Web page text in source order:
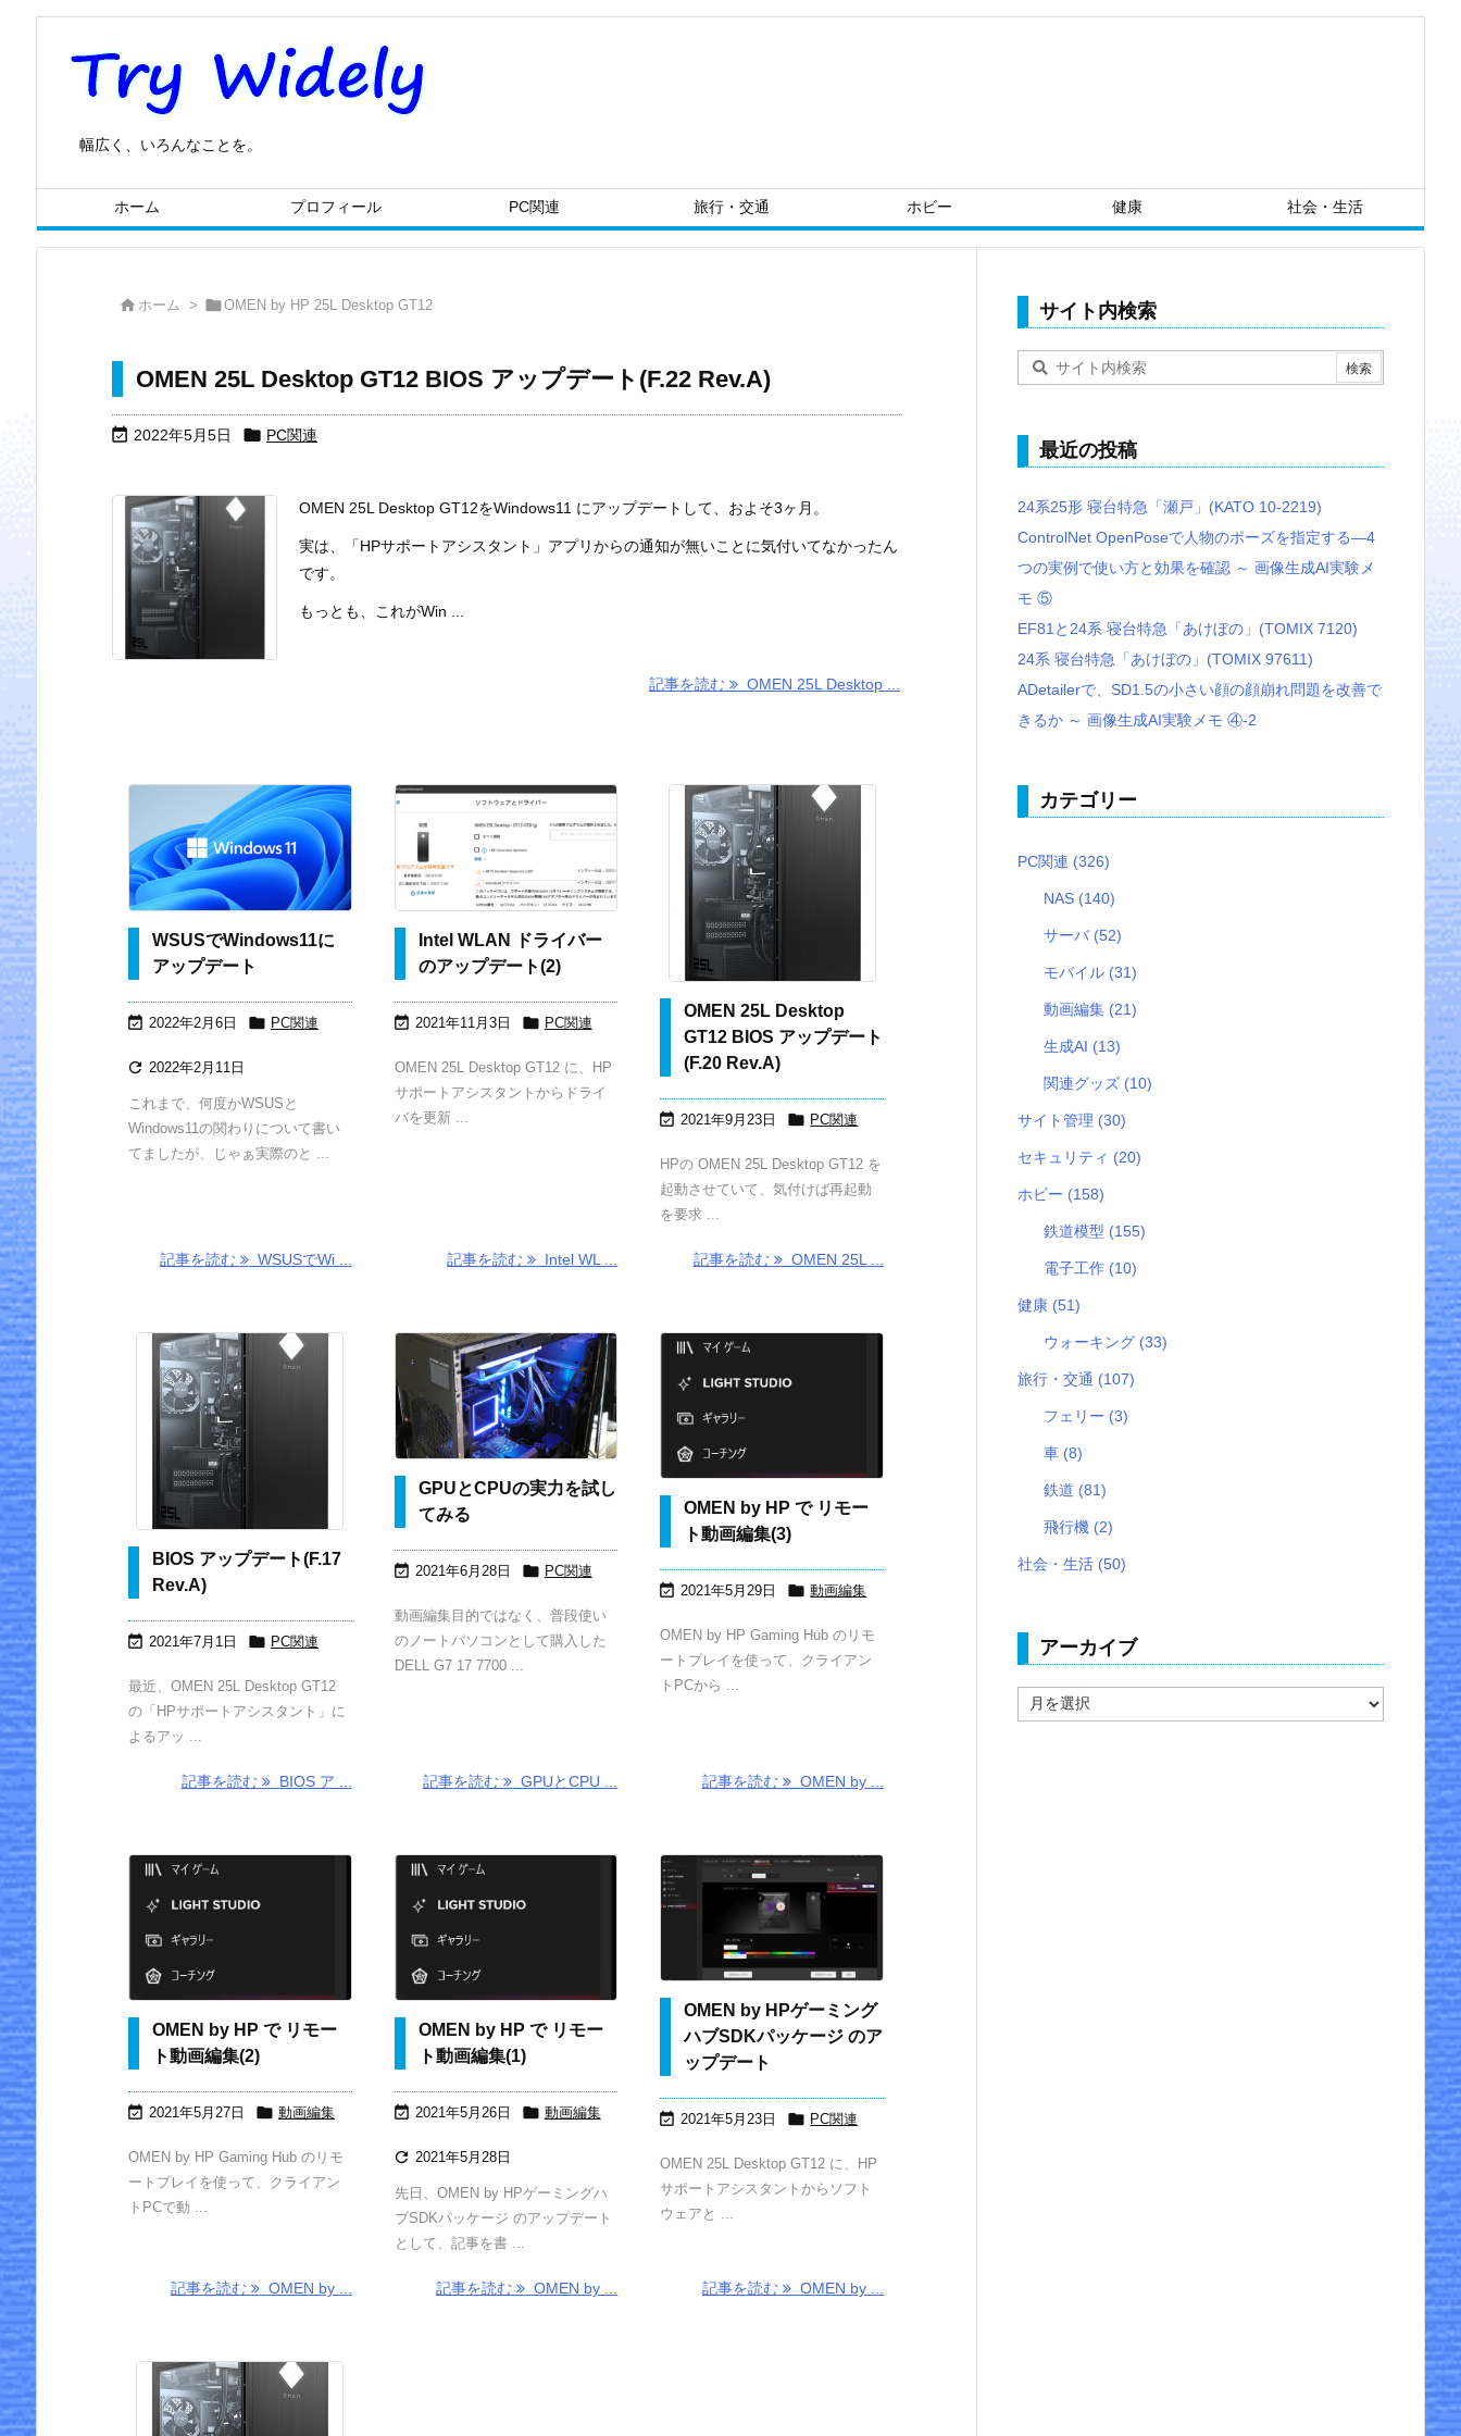
幅広く、いろんなことを。
ホーム プロフィール PC関連 旅行・交通 ホビー 健康 社会・生活
 ホーム > OMEN by HP 25L Desktop GT12
OMEN 25L Desktop GT12 BIOS アップデート(F.22 Rev.A)
 2022年5月5日  PC関連
OMEN 25L Desktop GT12をWindows11 にアップデートして、およそ3ヶ月。
実は、「HPサポートアシスタント」アプリからの通知が無いことに気付いてなかったん
です。
もっとも、これがWin ...
記事を読む OMEN 25L Desktop ...
WSUSでWindows11に
アップデート
 2022年2月6日  PC関連
 2022年2月11日
これまで、何度かWSUSと
Windows11の関わりについて書い
てましたが、じゃぁ実際のと ...
記事を読む WSUSでWi ...
Intel WLAN ドライバー
のアップデート(2)
 2021年11月3日  PC関連
OMEN 25L Desktop GT12 に、HP
サポートアシスタントからドライ
バを更新 ...
記事を読む Intel WL ...
OMEN 25L Desktop
GT12 BIOS アップデート
(F.20 Rev.A)
 2021年9月23日  PC関連
HPの OMEN 25L Desktop GT12 を
起動させていて、気付けば再起動
を要求 ...
記事を読む OMEN 25L ...
BIOS アップデート(F.17
Rev.A)
 2021年7月1日  PC関連
最近、OMEN 25L Desktop GT12
の「HPサポートアシスタント」に
よるアッ ...
記事を読む BIOS ア ...
GPUとCPUの実力を試し
てみる
 2021年6月28日  PC関連
動画編集目的ではなく、普段使い
のノートパソコンとして購入した
DELL G7 17 7700 ...
記事を読む GPUとCPU ...
OMEN by HP で リモー
ト動画編集(3)
 2021年5月29日  動画編集
OMEN by HP Gaming Hub のリモ
ートプレイを使って、クライアン
トPCから ...
記事を読む OMEN by ...
OMEN by HP で リモー
ト動画編集(2)
 2021年5月27日  動画編集
OMEN by HP Gaming Hub のリモ
ートプレイを使って、クライアン
トPCで動 ...
記事を読む OMEN by ...
OMEN by HP で リモー
ト動画編集(1)
 2021年5月26日  動画編集
 2021年5月28日
先日、OMEN by HPゲーミングハ
ブSDKパッケージ のアップデート
として、記事を書 ...
記事を読む OMEN by ...
OMEN by HPゲーミング
ハブSDKパッケージ のア
ップデート
 2021年5月23日  PC関連
OMEN 25L Desktop GT12 に、HP
サポートアシスタントからソフト
ウェアと ...
記事を読む OMEN by ...
サイト内検索
最近の投稿
24系25形 寝台特急「瀬戸」(KATO 10-2219)
ControlNet OpenPoseで人物のポーズを指定する―4
つの実例で使い方と効果を確認 ～ 画像生成AI実験メ
モ ⑤
EF81と24系 寝台特急「あけぼの」(TOMIX 7120)
24系 寝台特急「あけぼの」(TOMIX 97611)
ADetailerで、SD1.5の小さい顔の顔崩れ問題を改善で
きるか ～ 画像生成AI実験メモ ④-2
カテゴリー
PC関連 (326)
NAS (140)
サーバ (52)
モバイル (31)
動画編集 (21)
生成AI (13)
関連グッズ (10)
サイト管理 (30)
セキュリティ (20)
ホビー (158)
鉄道模型 (155)
電子工作 (10)
健康 (51)
ウォーキング (33)
旅行・交通 (107)
フェリー (3)
車 (8)
鉄道 (81)
飛行機 (2)
社会・生活 (50)
アーカイブ
ー